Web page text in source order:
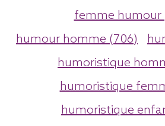
femme humour
humour homme (706)
humoristique
humoristique
humoristique